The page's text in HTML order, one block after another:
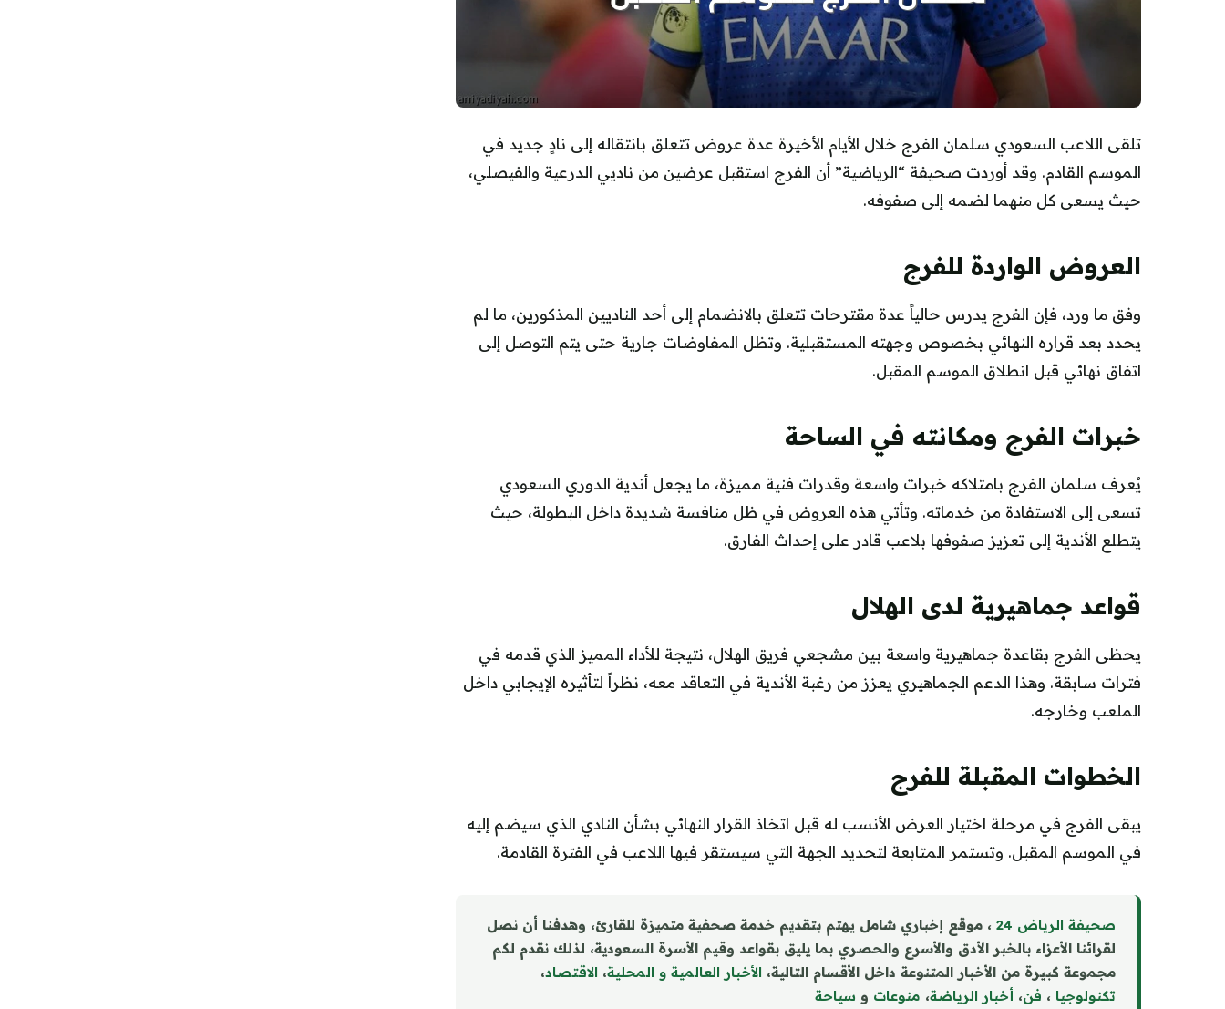
تلقى اللاعب السعودي سلمان الفرج خلال الأيام الأخيرة عدة عروض تتعلق بانتقاله إلى نادٍ جديد في
الموسم القادم. وقد أوردت صحيفة “الرياضية” أن الفرج استقبل عرضين من ناديي الدرعية والفيصلي،
حيث يسعى كل منهما لضمه إلى صفوفه.
العروض الواردة للفرج
وفق ما ورد، فإن الفرج يدرس حالياً عدة مقترحات تتعلق بالانضمام إلى أحد الناديين المذكورين، ما لم
يحدد بعد قراره النهائي بخصوص وجهته المستقبلية. وتظل المفاوضات جارية حتى يتم التوصل إلى
اتفاق نهائي قبل انطلاق الموسم المقبل.
خبرات الفرج ومكانته في الساحة
يُعرف سلمان الفرج بامتلاكه خبرات واسعة وقدرات فنية مميزة، ما يجعل أندية الدوري السعودي
تسعى إلى الاستفادة من خدماته. وتأتي هذه العروض في ظل منافسة شديدة داخل البطولة، حيث
يتطلع الأندية إلى تعزيز صفوفها بلاعب قادر على إحداث الفارق.
قواعد جماهيرية لدى الهلال
يحظى الفرج بقاعدة جماهيرية واسعة بين مشجعي فريق الهلال، نتيجة للأداء المميز الذي قدمه في
فترات سابقة. وهذا الدعم الجماهيري يعزز من رغبة الأندية في التعاقد معه، نظراً لتأثيره الإيجابي داخل
الملعب وخارجه.
الخطوات المقبلة للفرج
يبقى الفرج في مرحلة اختيار العرض الأنسب له قبل اتخاذ القرار النهائي بشأن النادي الذي سيضم إليه
في الموسم المقبل. وتستمر المتابعة لتحديد الجهة التي سيستقر فيها اللاعب في الفترة القادمة.
صحيفة الرياض 24
، موقع إخباري شامل يهتم بتقديم خدمة صحفية متميزة للقارئ، وهدفنا أن نصل
لقرائنا الأعزاء بالخبر الأدق والأسرع والحصري بما يليق بقواعد وقيم الأسرة السعودية، لذلك نقدم لكم
مجموعة كبيرة من الأخبار المتنوعة داخل الأقسام التالية، الأخبار العالمية و المحلية، الاقتصاد،
تكنولوجيا ، فن، أخبار الرياضة، منوعات و سياحة